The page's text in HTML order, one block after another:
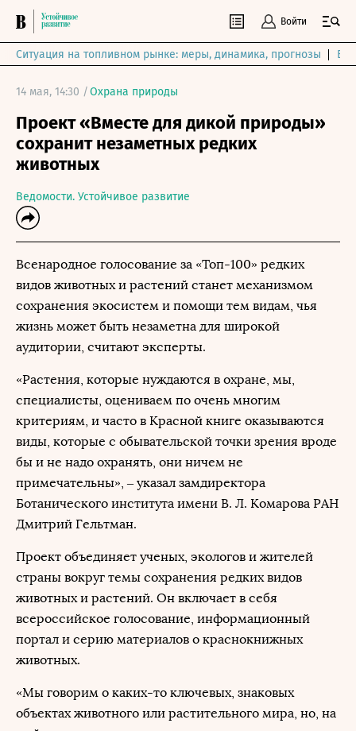
Войти
Ситуация на топливном рынке: меры, динамика, прогнозы
14 мая, 14:30 /Охрана природы
Проект «Вместе для дикой природы»
сохранит незаметных редких
животных
Ведомости. Устойчивое развитие
Всенародное голосование за «Топ-100» редких
видов животных и растений станет механизмом
сохранения экосистем и помощи тем видам, чья
жизнь может быть незаметна для широкой
аудитории, считают эксперты.
«Растения, которые нуждаются в охране, мы,
специалисты, оцениваем по очень многим
критериям, и часто в Красной книге оказываются
виды, которые с обывательской точки зрения вроде
бы и не надо охранять, они ничем не
примечательны», – указал замдиректора
Ботанического института имени В. Л. Комарова РАН
Дмитрий Гельтман.
Проект объединяет ученых, экологов и жителей
страны вокруг темы сохранения редких видов
животных и растений. Он включает в себя
всероссийское голосование, информационный
портал и серию материалов о краснокнижных
животных.
«Мы говорим о каких-то ключевых, знаковых
объектах животного или растительного мира, но, на